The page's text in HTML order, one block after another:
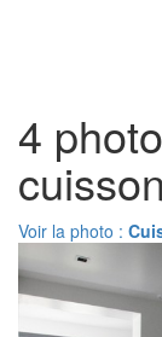
4
Voir la photo :